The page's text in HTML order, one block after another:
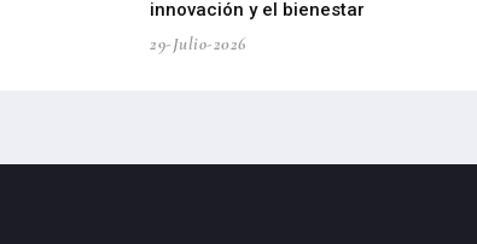
innovación y el bienestar
29-Julio-2026